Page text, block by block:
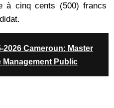
à cinq cents (500) francs
2026 Cameroun: Master
Management Public